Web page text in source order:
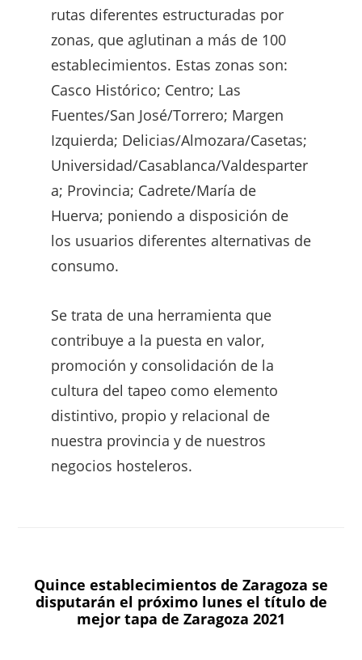
rutas diferentes estructuradas por
zonas, que aglutinan a más de 100
establecimientos. Estas zonas son:
Casco Histórico; Centro; Las
Fuentes/San José/Torrero; Margen
Izquierda; Delicias/Almozara/Casetas;
Universidad/Casablanca/Valdesparter
a; Provincia; Cadrete/María de
Huerva; poniendo a disposición de
los usuarios diferentes alternativas de
consumo.
Se trata de una herramienta que
contribuye a la puesta en valor,
promoción y consolidación de la
cultura del tapeo como elemento
distintivo, propio y relacional de
nuestra provincia y de nuestros
negocios hosteleros.
Quince establecimientos de Zaragoza se
disputarán el próximo lunes el título de
mejor tapa de Zaragoza 2021